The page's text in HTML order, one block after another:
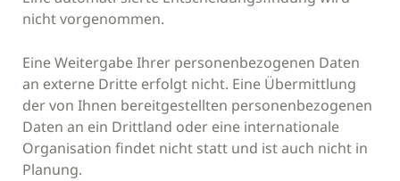
nicht vorgenommen.
Eine Weitergabe Ihrer personenbezogenen Daten
an externe Dritte erfolgt nicht. Eine Übermittlung
der von Ihnen bereitgestellten personenbezogenen
Daten an ein Drittland oder eine internationale
Organisation findet nicht statt und ist auch nicht in
Planung.